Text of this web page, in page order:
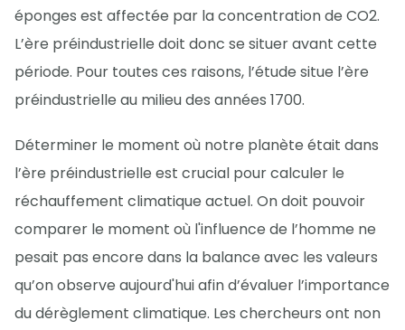
éponges est affectée par la concentration de CO2.
L’ère préindustrielle doit donc se situer avant cette
période. Pour toutes ces raisons, l’étude situe l’ère
préindustrielle au milieu des années 1700.
Déterminer le moment où notre planète était dans
l’ère préindustrielle est crucial pour calculer le
réchauffement climatique actuel. On doit pouvoir
comparer le moment où l'influence de l’homme ne
pesait pas encore dans la balance avec les valeurs
qu’on observe aujourd'hui afin d’évaluer l’importance
du dérèglement climatique. Les chercheurs ont non